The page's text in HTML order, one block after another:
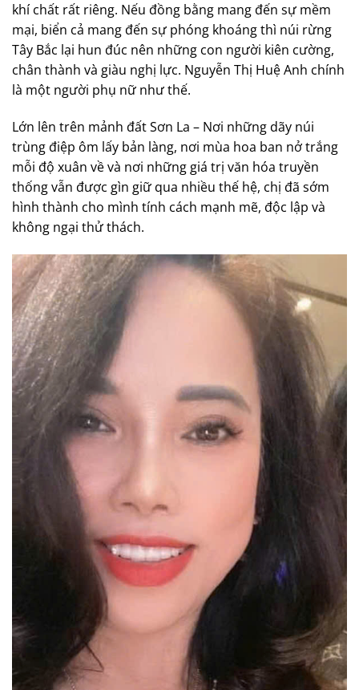
khí chất rất riêng. Nếu đồng bằng mang đến sự mềm
mại, biển cả mang đến sự phóng khoáng thì núi rừng
Tây Bắc lại hun đúc nên những con người kiên cường,
chân thành và giàu nghị lực. Nguyễn Thị Huệ Anh chính
là một người phụ nữ như thế.
Lớn lên trên mảnh đất Sơn La – Nơi những dãy núi
trùng điệp ôm lấy bản làng, nơi mùa hoa ban nở trắng
mỗi độ xuân về và nơi những giá trị văn hóa truyền
thống vẫn được gìn giữ qua nhiều thế hệ, chị đã sớm
hình thành cho mình tính cách mạnh mẽ, độc lập và
không ngại thử thách.